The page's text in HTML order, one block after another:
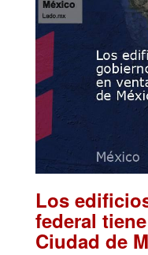
Los
federal
Ciudad de